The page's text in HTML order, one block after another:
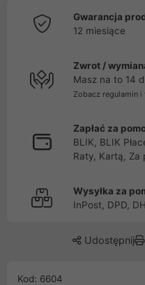
Gwarancja
12 miesiące
Zwrot /
Masz na to 14
Zobacz regulamin i
Zapłać za
BLIK, BLIK
Raty, Kartą, Za
Wysyłka za
InPost, DPD,
Udostępnij
Kod: 6604